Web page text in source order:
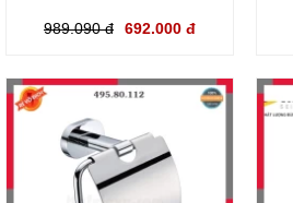
989.090 đ 692.000 đ